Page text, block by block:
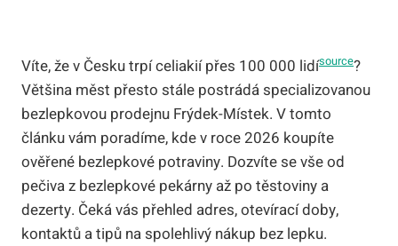
Víte, že v Česku trpí celiakií přes 100 000 lidísource?
Většina měst přesto stále postrádá specializovanou
bezlepkovou prodejnu Frýdek-Místek. V tomto
článku vám poradíme, kde v roce 2026 koupíte
ověřené bezlepkové potraviny. Dozvíte se vše od
pečiva z bezlepkové pekárny až po těstoviny a
dezerty. Čeká vás přehled adres, otevírací doby,
kontaktů a tipů na spolehlivý nákup bez lepku.